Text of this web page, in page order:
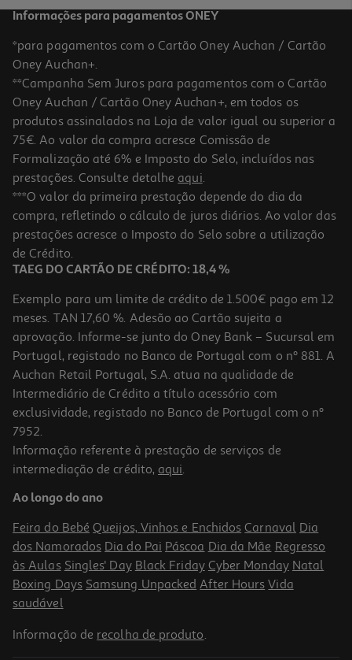
Informações para pagamentos ONEY
*para pagamentos com o Cartão Oney Auchan / Cartão
Oney Auchan+.
**Campanha Sem Juros para pagamentos com o Cartão
Oney Auchan / Cartão Oney Auchan+, em todos os
produtos assinalados na Loja de valor igual ou superior a
75€. Ao valor da compra acresce Comissão de
Formalização até 6% e Imposto do Selo, incluídos nas
prestações. Consulte detalhe aqui.
***O valor da primeira prestação depende do dia da
compra, refletindo o cálculo de juros diários. Ao valor das
prestações acresce o Imposto do Selo sobre a utilização
de Crédito.
TAEG DO CARTÃO DE CRÉDITO: 18,4 %
Exemplo para um limite de crédito de 1.500€ pago em 12
meses. TAN 17,60 %. Adesão ao Cartão sujeita a
aprovação. Informe-se junto do Oney Bank – Sucursal em
Portugal, registado no Banco de Portugal com o nº 881. A
Auchan Retail Portugal, S.A. atua na qualidade de
Intermediário de Crédito a título acessório com
exclusividade, registado no Banco de Portugal com o nº
7952.
Informação referente à prestação de serviços de
intermediação de crédito, aqui.
Ao longo do ano
Feira do Bebé Queijos, Vinhos e Enchidos Carnaval Dia
dos Namorados Dia do Pai Páscoa Dia da Mãe Regresso
às Aulas Singles' Day Black Friday Cyber Monday Natal
Boxing Days Samsung Unpacked After Hours Vida
saudável
Informação de recolha de produto.